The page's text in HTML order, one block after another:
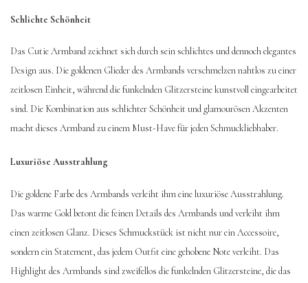
Schlichte Schönheit
Das Cutie Armband zeichnet sich durch sein schlichtes und dennoch elegantes
Design aus. Die goldenen Glieder des Armbands verschmelzen nahtlos zu einer
zeitlosen Einheit, während die funkelnden Glitzersteine kunstvoll eingearbeitet
sind. Die Kombination aus schlichter Schönheit und glamourösen Akzenten
macht dieses Armband zu einem Must-Have für jeden Schmuckliebhaber.
Luxuriöse Ausstrahlung
Die goldene Farbe des Armbands verleiht ihm eine luxuriöse Ausstrahlung.
Das warme Gold betont die feinen Details des Armbands und verleiht ihm
einen zeitlosen Glanz. Dieses Schmuckstück ist nicht nur ein Accessoire,
sondern ein Statement, das jedem Outfit eine gehobene Note verleiht. Das
Highlight des Armbands sind zweifellos die funkelnden Glitzersteine, die das